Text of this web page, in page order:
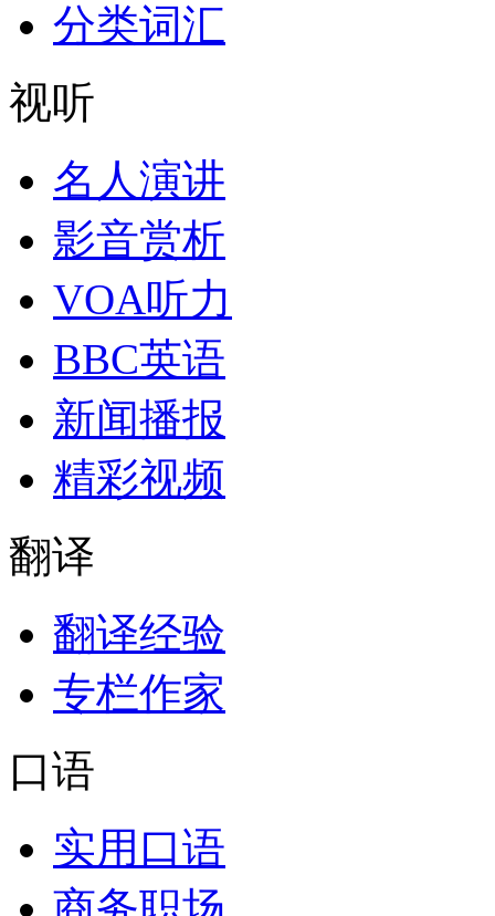
分类词汇
视听
名人演讲
影音赏析
VOA听力
BBC英语
新闻播报
精彩视频
翻译
翻译经验
专栏作家
口语
实用口语